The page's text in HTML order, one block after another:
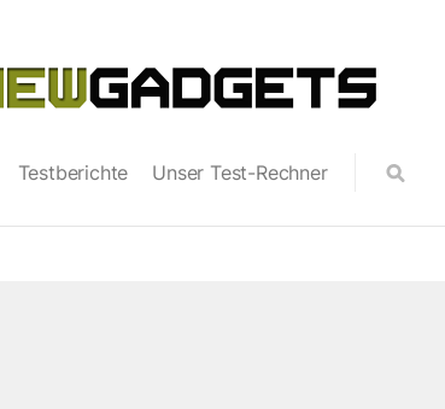
Testberichte Unser Test-Rechner